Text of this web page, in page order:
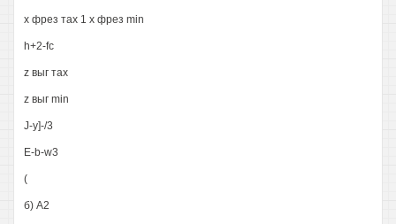
х фрез тах 1 х фрез min
h+2-fc
z выг тах
z выг min
J-y]-/3
E-b-w3
(
б) А2